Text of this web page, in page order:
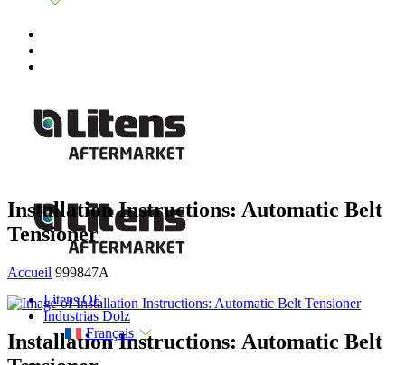
Litens OE
Industrias Dolz
Français
Installation Instructions: Automatic Belt
Tensioner
Accueil 999847A
Installation Instructions: Automatic Belt